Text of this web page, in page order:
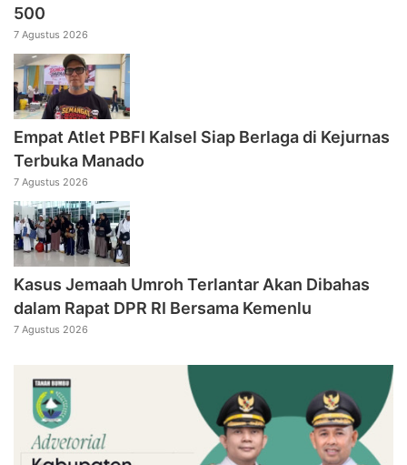
500
7 Agustus 2026
Empat Atlet PBFI Kalsel Siap Berlaga di Kejurnas
Terbuka Manado
7 Agustus 2026
Kasus Jemaah Umroh Terlantar Akan Dibahas
dalam Rapat DPR RI Bersama Kemenlu
7 Agustus 2026